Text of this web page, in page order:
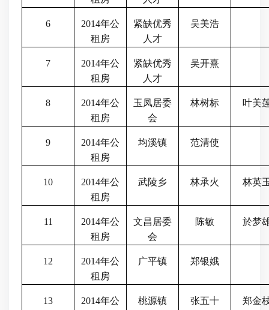
6 2014年公
租房
紧缺优秀
人才
吴美浩
7 2014年公
租房
紧缺优秀
人才
吴开熹
8 2014年公
租房
玉凤居委
会
林树标 叶美
9 2014年公
租房
均溪镇 范清使
10 2014年公
租房
武陵乡 林承火 林英
11 2014年公
租房
文昌居委
会
陈敏 於梦
12 2014年公
租房
广平镇 郑银娥
13 2014年公
桃源镇 张五十 郑金